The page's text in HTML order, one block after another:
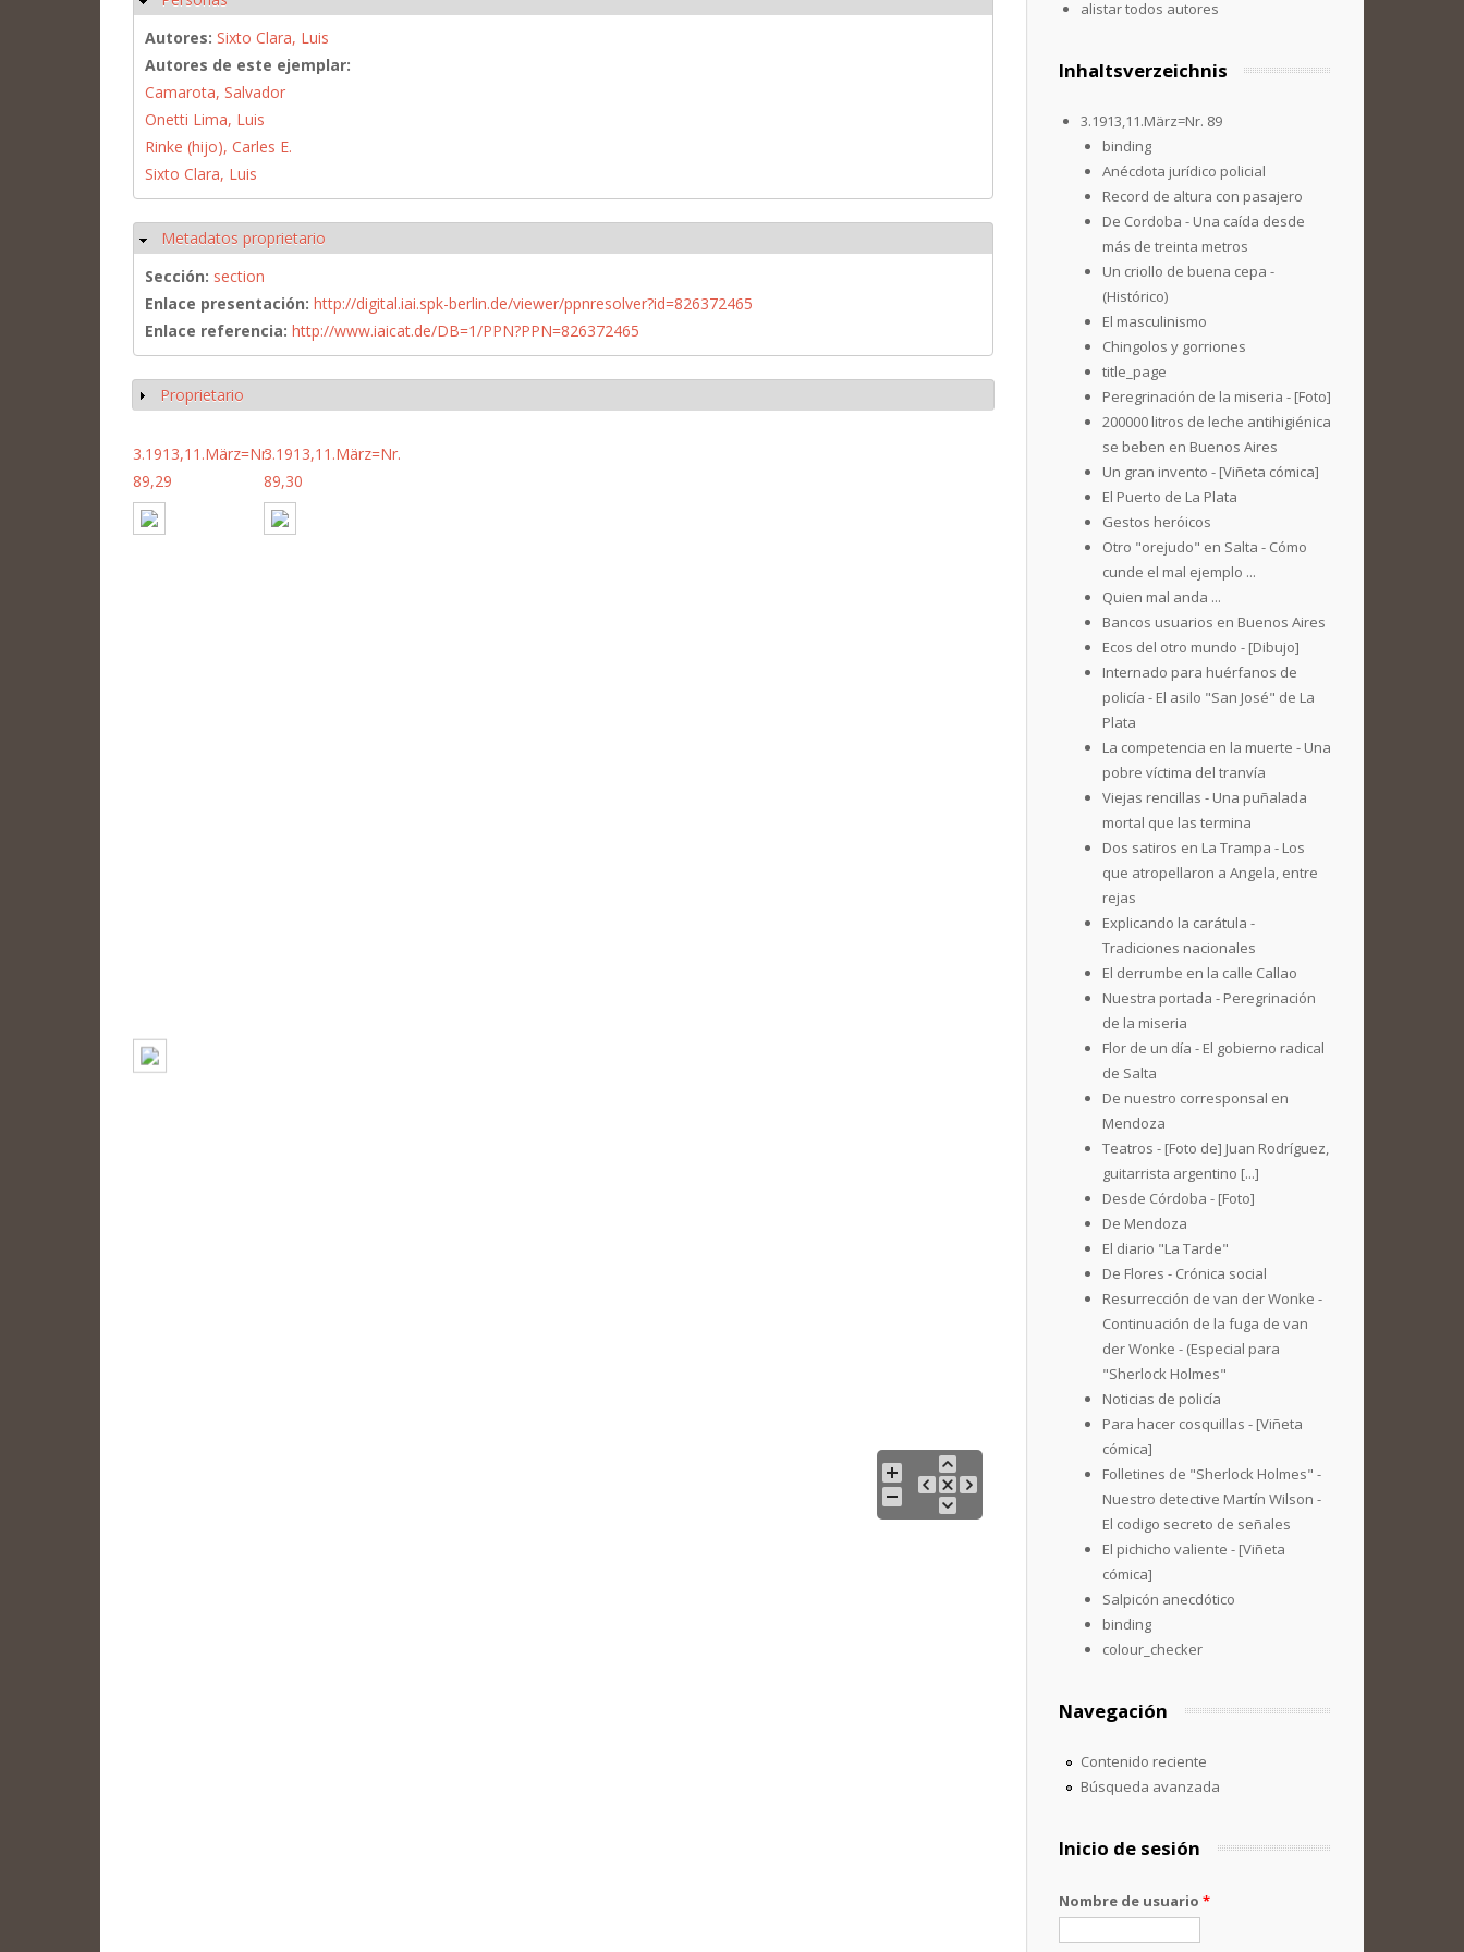
Autores: Sixto Clara, Luis
Autores de este ejemplar:
Camarota, Salvador
Onetti Lima, Luis
Rinke (hijo), Carles E.
Sixto Clara, Luis
Ocultar
Metadatos proprietario
Sección: section
Enlace presentación: http://digital.iai.spk-berlin.de/viewer/ppnresolver?id=826372465
Enlace referencia: http://www.iaicat.de/DB=1/PPN?PPN=826372465
Mostrar
Proprietario
3.1913,11.März=Nr.
89,29
3.1913,11.März=Nr.
89,30
alistar todos autores
Inhaltsverzeichnis
3.1913,11.März=Nr. 89
binding
Anécdota jurídico policial
Record de altura con pasajero
De Cordoba - Una caída desde
más de treinta metros
Un criollo de buena cepa -
(Histórico)
El masculinismo
Chingolos y gorriones
title_page
Peregrinación de la miseria - [Foto]
200000 litros de leche antihigiénica
se beben en Buenos Aires
Un gran invento - [Viñeta cómica]
El Puerto de La Plata
Gestos heróicos
Otro "orejudo" en Salta - Cómo
cunde el mal ejemplo ...
Quien mal anda ...
Bancos usuarios en Buenos Aires
Ecos del otro mundo - [Dibujo]
Internado para huérfanos de
policía - El asilo "San José" de La
Plata
La competencia en la muerte - Una
pobre víctima del tranvía
Viejas rencillas - Una puñalada
mortal que las termina
Dos satiros en La Trampa - Los
que atropellaron a Angela, entre
rejas
Explicando la carátula -
Tradiciones nacionales
El derrumbe en la calle Callao
Nuestra portada - Peregrinación
de la miseria
Flor de un día - El gobierno radical
de Salta
De nuestro corresponsal en
Mendoza
Teatros - [Foto de] Juan Rodríguez,
guitarrista argentino [...]
Desde Córdoba - [Foto]
De Mendoza
El diario "La Tarde"
De Flores - Crónica social
Resurrección de van der Wonke -
Continuación de la fuga de van
der Wonke - (Especial para
"Sherlock Holmes"
Noticias de policía
Para hacer cosquillas - [Viñeta
cómica]
Folletines de "Sherlock Holmes" -
Nuestro detective Martín Wilson -
El codigo secreto de señales
El pichicho valiente - [Viñeta
cómica]
Salpicón anecdótico
binding
colour_checker
Navegación
Contenido reciente
Búsqueda avanzada
Inicio de sesión
Nombre de usuario *